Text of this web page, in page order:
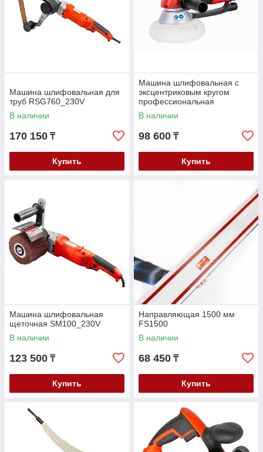
Машина шлифовальная для
труб RSG760_230V
В наличии
170 150 ₸
Купить
Машина шлифовальная с
эксцентриковым кругом
профессиональная
EZS150PRO_230V
В наличии
98 600 ₸
Купить
Машина шлифовальная
щеточная SM100_230V
В наличии
123 500 ₸
Купить
Направляющая 1500 мм
FS1500
В наличии
68 450 ₸
Купить